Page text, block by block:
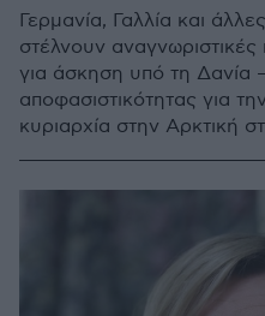
Γερμανία, Γαλλία και
στέλνουν αναγνωριστικές
για άσκηση υπό τη Δανία
αποφασιστικότητας για
κυριαρχία στην Αρκτική